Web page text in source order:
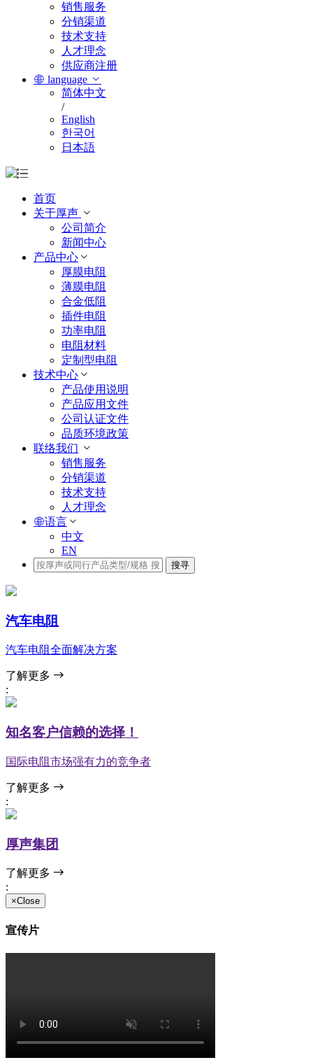
销售服务
分销渠道
技术支持
人才理念
供应商注册
language
简体中文
/
English
한국어
日本語
首页
关于厚声
公司简介
新闻中心
产品中心
厚膜电阻
薄膜电阻
合金低阻
插件电阻
功率电阻
电阻材料
定制型电阻
技术中心
产品使用说明
产品应用文件
公司认证文件
品质环境政策
联络我们
销售服务
分销渠道
技术支持
人才理念
语言
中文
EN
搜寻
汽车电阻
汽车电阻全面解决方案
了解更多
:
知名客户信赖的选择！
国际电阻市场强有力的竞争者
了解更多
:
厚声集团
了解更多
:
×Close
宣传片